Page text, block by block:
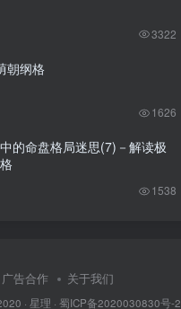
3322
朝纲格
1626
的命盘格局迷思(7)－解读极
1538
广告合作 关于我们
· 星理 · 蜀ICP备2020030830号-2